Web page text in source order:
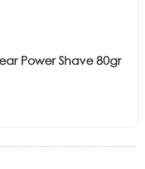
Power Shave 80gr